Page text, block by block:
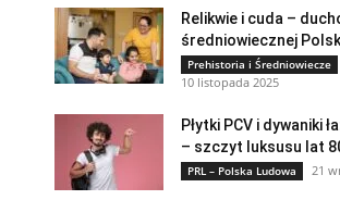
Relikwie i cuda –
średniowiecznej
Prehistoria i Średniowiecze
10 listopada 2025
Płytki PCV i dywaniki
– szczyt luksusu lat
PRL – Polska Ludowa 21